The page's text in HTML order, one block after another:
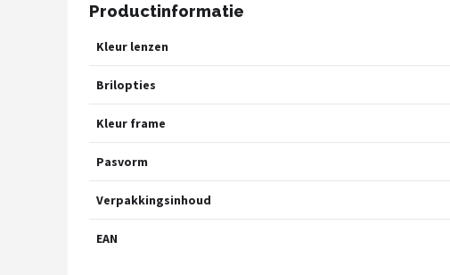
Fako Sunglasses®
Zonnebril Dames
Alle merken →
Productinformatie
Kleur lenzen
Brilopties
Kleur frame
Pasvorm
Verpakkingsinhoud
EAN